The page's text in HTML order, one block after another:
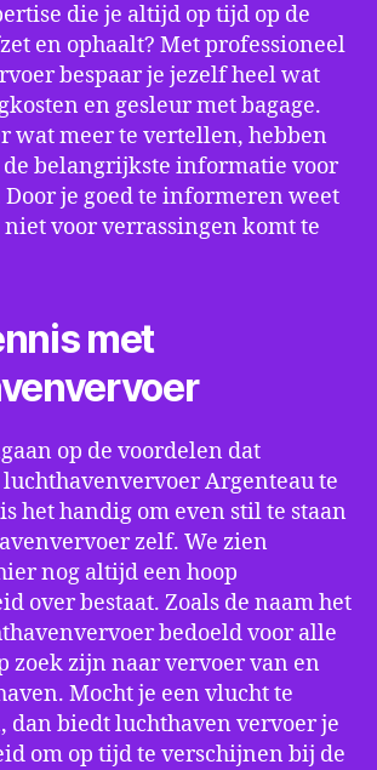
die je altijd op tijd op de
en ophaalt? Met professioneel
bespaar je jezelf heel wat
en gesleur met bagage.
wat meer te vertellen, hebben
belangrijkste informatie voor
Door je goed te informeren weet
niet voor verrassingen komt te
met
op de voordelen dat
Argenteau te
het handig om even stil te staan
zelf. We zien
nog altijd een hoop
over bestaat. Zoals de naam het
bedoeld voor alle
zoek zijn naar vervoer van en
Mocht je een vlucht te
dan biedt luchthaven vervoer je
om op tijd te verschijnen bij de